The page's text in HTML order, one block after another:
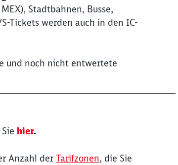
Stadtbahnen, Busse,
Tickets werden auch in den IC-
und noch nicht entwertete
hier.
Anzahl der Tarifzonen, die Sie